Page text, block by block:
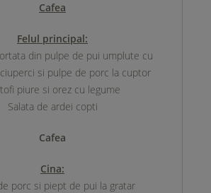
Cafea
Felul principal:
din pulpe de pui umplute cu
si pulpe de porc la cuptor
piure si orez cu legume
Salata de ardei copti
Cafea
Cina:
porc si piept de pui la gratar